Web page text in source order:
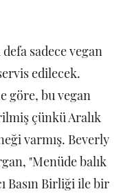
sadece vegan
edilecek.
göre, bu vegan
çünkü Aralık
varmış. Beverly
"Menüde balık
Basın Birliği ile bir